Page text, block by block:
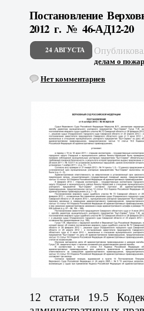
Постановление
2012 г. № 46-АД12-20
24 АВГУСТА
делам о
Нет комментариев
12 статьи 19.5